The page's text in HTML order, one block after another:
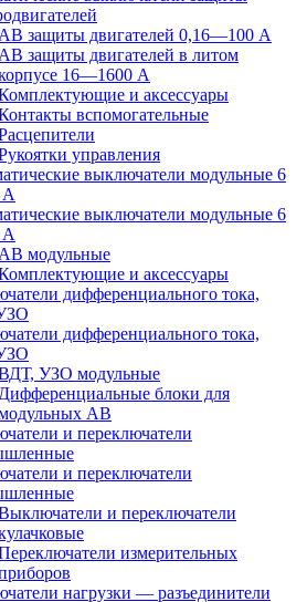
АВ защиты двигателей 0,16—100 А
АВ защиты двигателей в литом
16—1600 А
и аксессуары
вспомогательные
управления
выключатели модульные 6
выключатели модульные 6
АВ модульные
и аксессуары
дифференциального тока,
дифференциального тока,
УЗО модульные
Дифференциальные блоки для
АВ
и переключатели
и переключатели
и переключатели
измерительных
нагрузки — разъединители